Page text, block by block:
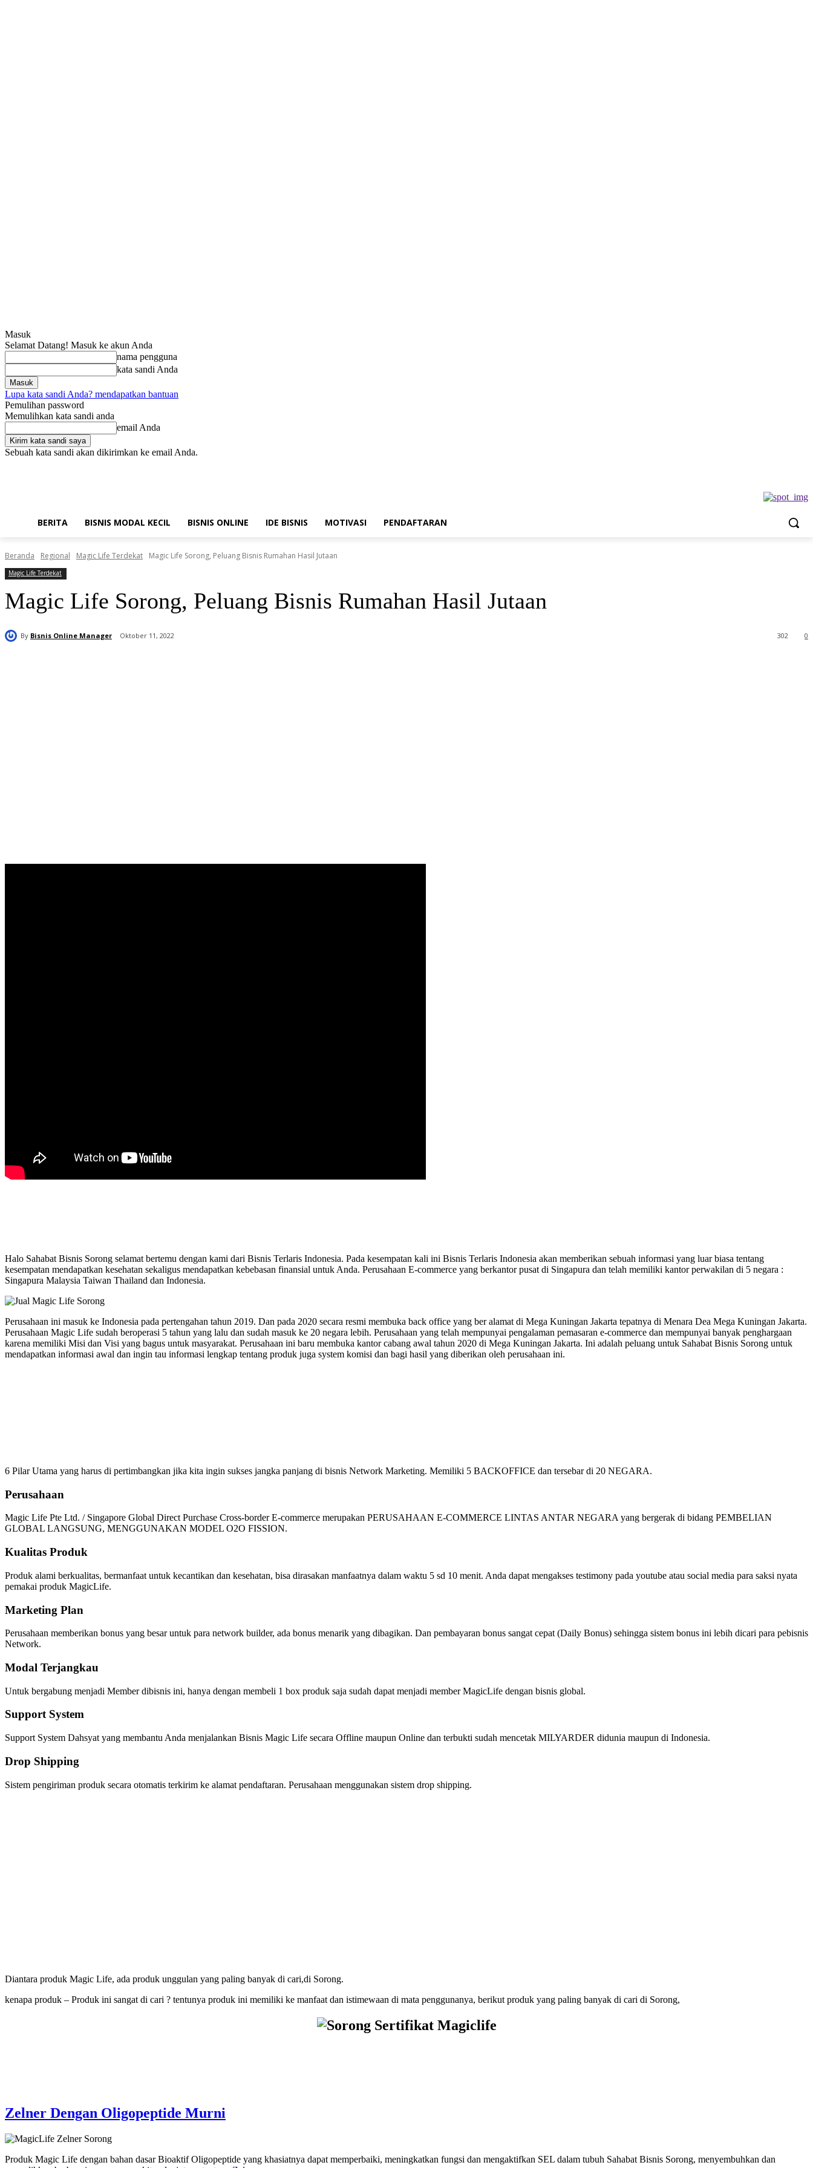
Masuk
Selamat Datang! Masuk ke akun Anda
nama pengguna
kata sandi Anda
Lupa kata sandi Anda? mendapatkan bantuan
Pemulihan password
Memulihkan kata sandi anda
email Anda
Sebuah kata sandi akan dikirimkan ke email Anda.
BERITA BISNIS MODAL KECIL BISNIS ONLINE IDE BISNIS MOTIVASI PENDAFTARAN
Beranda Regional Magic Life Terdekat Magic Life Sorong, Peluang Bisnis Rumahan Hasil Jutaan
Magic Life Terdekat
Magic Life Sorong, Peluang Bisnis Rumahan Hasil Jutaan
By Bisnis Online Manager Oktober 11, 2022 0
302
Halo Sahabat Bisnis Sorong selamat bertemu dengan kami dari Bisnis Terlaris Indonesia. Pada kesempatan kali ini Bisnis Terlaris Indonesia akan memberikan sebuah informasi yang luar biasa tentang
kesempatan mendapatkan kesehatan sekaligus mendapatkan kebebasan finansial untuk Anda. Perusahaan E-commerce yang berkantor pusat di Singapura dan telah memiliki kantor perwakilan di 5 negara :
Singapura Malaysia Taiwan Thailand dan Indonesia.
Perusahaan ini masuk ke Indonesia pada pertengahan tahun 2019. Dan pada 2020 secara resmi membuka back office yang ber alamat di Mega Kuningan Jakarta tepatnya di Menara Dea Mega Kuningan Jakarta.
Perusahaan Magic Life sudah beroperasi 5 tahun yang lalu dan sudah masuk ke 20 negara lebih. Perusahaan yang telah mempunyai pengalaman pemasaran e-commerce dan mempunyai banyak penghargaan
karena memiliki Misi dan Visi yang bagus untuk masyarakat. Perusahaan ini baru membuka kantor cabang awal tahun 2020 di Mega Kuningan Jakarta. Ini adalah peluang untuk Sahabat Bisnis Sorong untuk
mendapatkan informasi awal dan ingin tau informasi lengkap tentang produk juga system komisi dan bagi hasil yang diberikan oleh perusahaan ini.
6 Pilar Utama yang harus di pertimbangkan jika kita ingin sukses jangka panjang di bisnis Network Marketing. Memiliki 5 BACKOFFICE dan tersebar di 20 NEGARA.
Perusahaan
Magic Life Pte Ltd. / Singapore Global Direct Purchase Cross-border E-commerce merupakan PERUSAHAAN E-COMMERCE LINTAS ANTAR NEGARA yang bergerak di bidang PEMBELIAN
GLOBAL LANGSUNG, MENGGUNAKAN MODEL O2O FISSION.
Kualitas Produk
Produk alami berkualitas, bermanfaat untuk kecantikan dan kesehatan, bisa dirasakan manfaatnya dalam waktu 5 sd 10 menit. Anda dapat mengakses testimony pada youtube atau social media para saksi nyata
pemakai produk MagicLife.
Marketing Plan
Perusahaan memberikan bonus yang besar untuk para network builder, ada bonus menarik yang dibagikan. Dan pembayaran bonus sangat cepat (Daily Bonus) sehingga sistem bonus ini lebih dicari para pebisnis
Network.
Modal Terjangkau
Untuk bergabung menjadi Member dibisnis ini, hanya dengan membeli 1 box produk saja sudah dapat menjadi member MagicLife dengan bisnis global.
Support System
Support System Dahsyat yang membantu Anda menjalankan Bisnis Magic Life secara Offline maupun Online dan terbukti sudah mencetak MILYARDER didunia maupun di Indonesia.
Drop Shipping
Sistem pengiriman produk secara otomatis terkirim ke alamat pendaftaran. Perusahaan menggunakan sistem drop shipping.
Diantara produk Magic Life, ada produk unggulan yang paling banyak di cari,di Sorong.
kenapa produk – Produk ini sangat di cari ? tentunya produk ini memiliki ke manfaat dan istimewaan di mata penggunanya, berikut produk yang paling banyak di cari di Sorong,
Zelner Dengan Oligopeptide Murni
Produk Magic Life dengan bahan dasar Bioaktif Oligopeptide yang khasiatnya dapat memperbaiki, meningkatkan fungsi dan mengaktifkan SEL dalam tubuh Sahabat Bisnis Sorong, menyembuhkan dan